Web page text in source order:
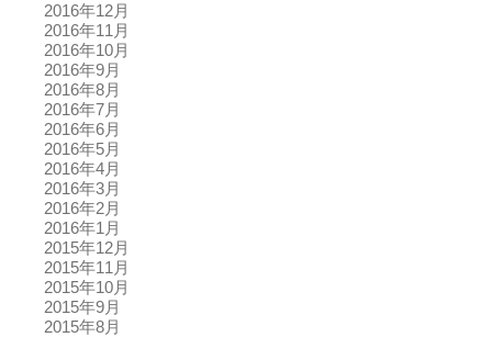
2016年12月
2016年11月
2016年10月
2016年9月
2016年8月
2016年7月
2016年6月
2016年5月
2016年4月
2016年3月
2016年2月
2016年1月
2015年12月
2015年11月
2015年10月
2015年9月
2015年8月